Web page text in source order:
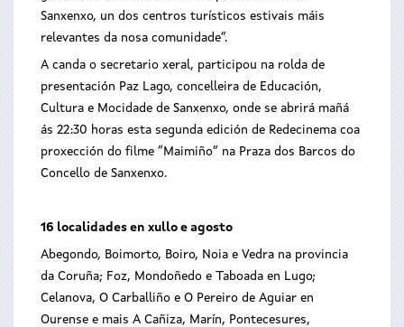
Sanxenxo, un dos centros turísticos estivais máis
relevantes da nosa comunidade”.
A canda o secretario xeral, participou na rolda de
presentación Paz Lago, concelleira de Educación,
Cultura e Mocidade de Sanxenxo, onde se abrirá mañá
ás 22:30 horas esta segunda edición de Redecinema coa
proxección do filme “Maimiño” na Praza dos Barcos do
Concello de Sanxenxo.
16 localidades en xullo e agosto
Abegondo, Boimorto, Boiro, Noia e Vedra na provincia
da Coruña; Foz, Mondoñedo e Taboada en Lugo;
Celanova, O Carballiño e O Pereiro de Aguiar en
Ourense e mais A Cañiza, Marín, Pontecesures,